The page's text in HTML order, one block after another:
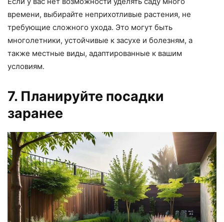
времени, выбирайте неприхотливые растения, не
требующие сложного ухода. Это могут быть
многолетники, устойчивые к засухе и болезням, а
также местные виды, адаптированные к вашим
условиям.
7. Планируйте посадки
заранее